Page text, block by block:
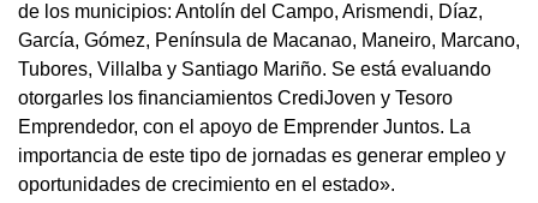
de los municipios: Antolín del Campo, Arismendi, Díaz,
García, Gómez, Península de Macanao, Maneiro, Marcano,
Tubores, Villalba y Santiago Mariño. Se está evaluando
otorgarles los financiamientos CrediJoven y Tesoro
Emprendedor, con el apoyo de Emprender Juntos. La
importancia de este tipo de jornadas es generar empleo y
oportunidades de crecimiento en el estado».